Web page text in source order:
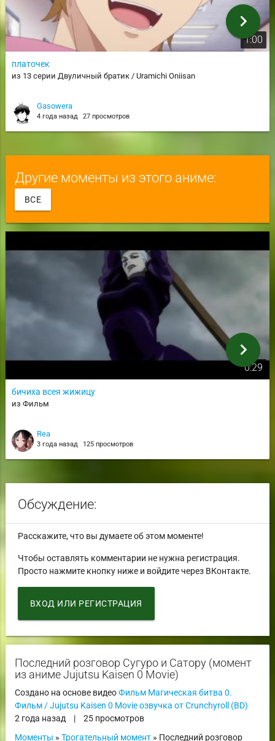
1:00
платочек
из 13 серии Двуличный братик / Uramichi Oniisan
Gasowera
4 года назад 27 просмотров
chevron_right
Другие моменты из этого аниме:
ВСЕ
0:29
бичиха всея жижицу
из Фильм
Rea
3 года назад 125 просмотров
chevron_right
Обсуждение:
Расскажите, что вы думаете об этом моменте!
Чтобы оставлять комментарии не нужна регистрация.
Просто нажмите кнопку ниже и войдите через ВКонтакте.
ВХОД ИЛИ РЕГИСТРАЦИЯ
Последний розговор Сугуро и Сатору (момент
из аниме Jujutsu Kaisen 0 Movie)
Создано на основе видеоФильм Магическая битва 0.
Фильм / Jujutsu Kaisen 0 Movie озвучка от Crunchyroll (BD)
2 года назад
|
25 просмотров
Моменты » Трогательный момент» Последний розговор